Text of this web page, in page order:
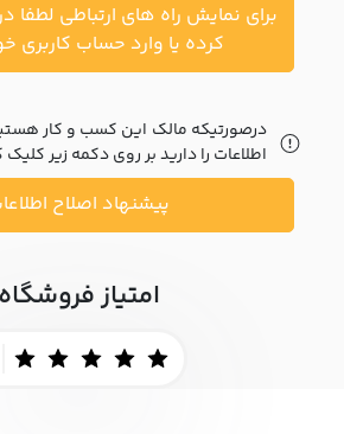
متداول
خواست
برای نمایش راه های ارتباطی لطفا
کرده یا وارد حساب کاربری
درصورتیکه مالک این کسب و کار
اطلاعات را دارید بر روی دکمه زیر کلیک
پیشنهاد اصلاح
امتیاز فروشگاه